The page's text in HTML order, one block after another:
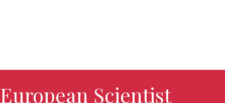
European Scientist